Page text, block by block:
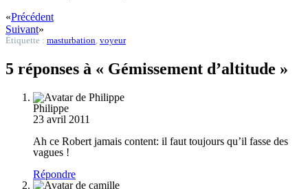
«Précédent
Suivant»
Étiquette : masturbation voyeur
5 réponses à « Gémissement d’altitude »
Philippe
23 avril 2011
Ah ce Robert jamais content: il faut toujours qu’il fasse des
vagues !
Répondre